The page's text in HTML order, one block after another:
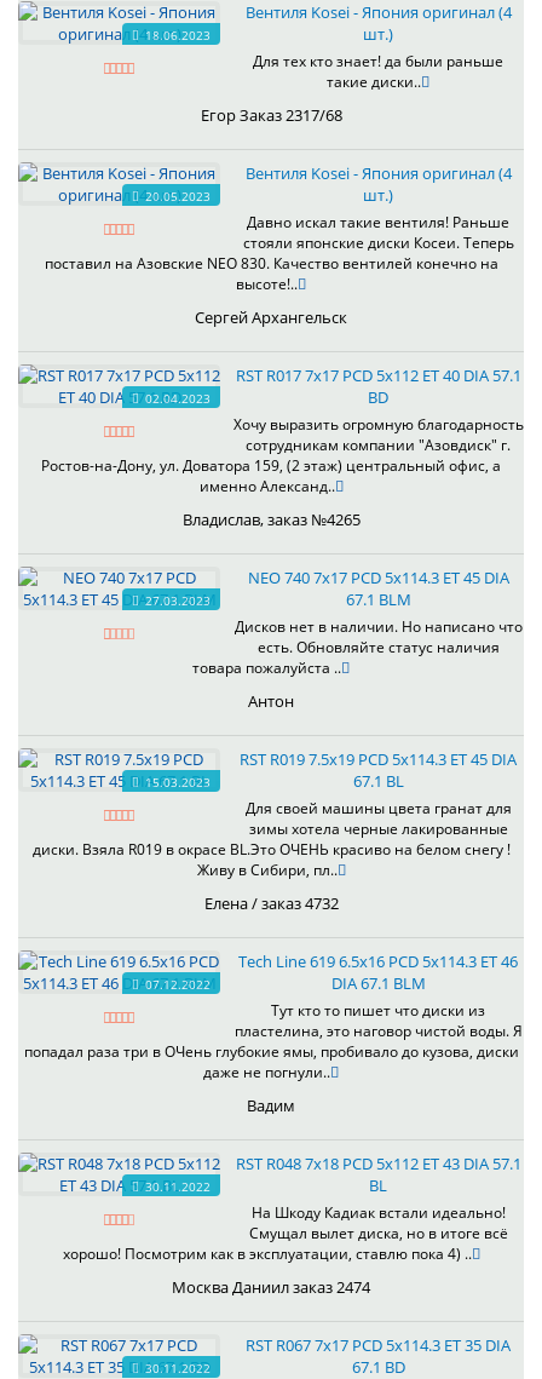
18.06.2023
Вентиля Kosei - Япония оригинал (4
шт.)
Для тех кто знает! да были раньше
такие диски..
Егор Заказ 2317/68
20.05.2023
Вентиля Kosei - Япония оригинал (4
шт.)
Давно искал такие вентиля! Раньше
стояли японские диски Косеи. Теперь
поставил на Азовские NEO 830. Качество вентилей конечно на
высоте!..
Сергей Архангельск
02.04.2023
RST R017 7x17 PCD 5x112 ET 40 DIA 57.1
BD
Хочу выразить огромную благодарность
сотрудникам компании "Азовдиск" г.
Ростов-на-Дону, ул. Доватора 159, (2 этаж) центральный офис, а
именно Александ..
Владислав, заказ №4265
27.03.2023
NEO 740 7x17 PCD 5x114.3 ET 45 DIA
67.1 BLM
Дисков нет в наличии. Но написано что
есть. Обновляйте статус наличия
товара пожалуйста ..
Антон
15.03.2023
RST R019 7.5x19 PCD 5x114.3 ET 45 DIA
67.1 BL
Для своей машины цвета гранат для
зимы хотела черные лакированные
диски. Взяла R019 в окрасе BL.Это ОЧЕНЬ красиво на белом снегу !
Живу в Сибири, пл..
Елена / заказ 4732
07.12.2022
Tech Line 619 6.5x16 PCD 5x114.3 ET 46
DIA 67.1 BLM
Тут кто то пишет что диски из
пластелина, это наговор чистой воды. Я
попадал раза три в ОЧень глубокие ямы, пробивало до кузова, диски
даже не погнули..
Вадим
30.11.2022
RST R048 7x18 PCD 5x112 ET 43 DIA 57.1
BL
На Шкоду Кадиак встали идеально!
Смущал вылет диска, но в итоге всё
хорошо! Посмотрим как в эксплуатации, ставлю пока 4) ..
Москва Даниил заказ 2474
30.11.2022
RST R067 7x17 PCD 5x114.3 ET 35 DIA
67.1 BD